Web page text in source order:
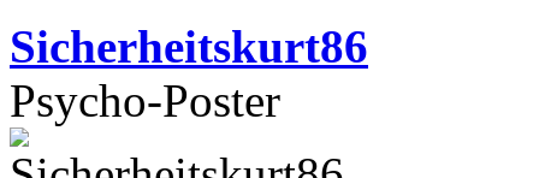
Sicherheitskurt86
Psycho-Poster